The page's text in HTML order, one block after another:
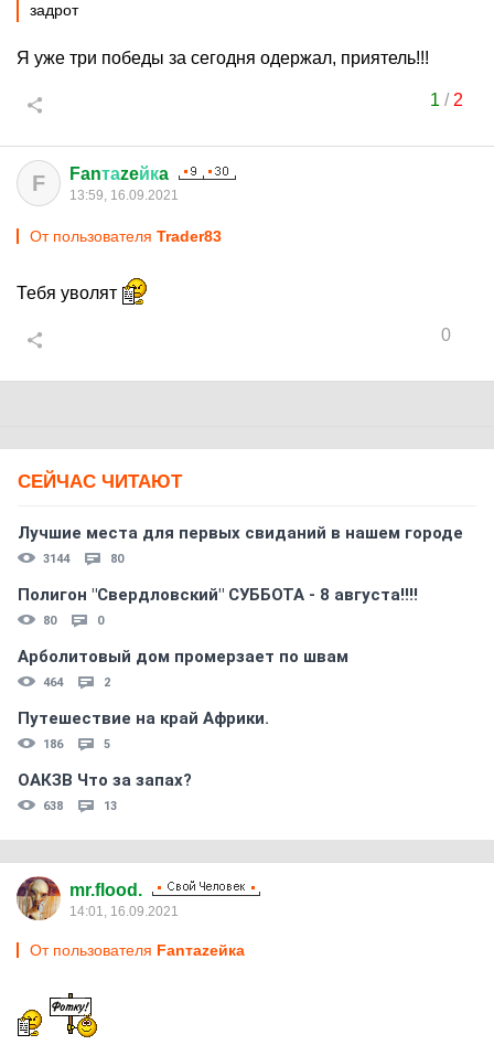
задрот
Я уже три победы за сегодня одержал, приятель!!!
1 / 2
F Fanтаzeйкa
13:59, 16.09.2021
От пользователя Trader83
Тебя уволят
0
СЕЙЧАС ЧИТАЮТ
Лучшие места для первых свиданий в нашем городе
3144 80
Полигон "Свердловский" СУББОТА - 8 августа!!!!
80 0
Арболитовый дом промерзает по швам
464 2
Путешествие на край Африки.
186 5
ОАКЗВ Что за запах?
638 13
mr.flood.
14:01, 16.09.2021
От пользователя Fanтаzeйкa